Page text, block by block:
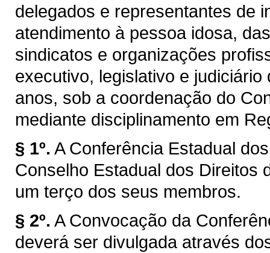
delegados e representantes de
atendimento à pessoa idosa,
sindicatos e organizações
executivo, legislativo e
anos, sob a coordenação do
mediante disciplinamento em
§ 1º. A Conferência Estadual
Conselho Estadual dos Direitos
um terço dos seus membros.
§ 2º. A Convocação da
deverá ser divulgada através